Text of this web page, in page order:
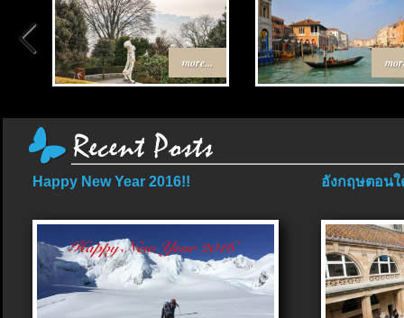
more...
Happy New Year 2016!! อังกฤษตอนใ